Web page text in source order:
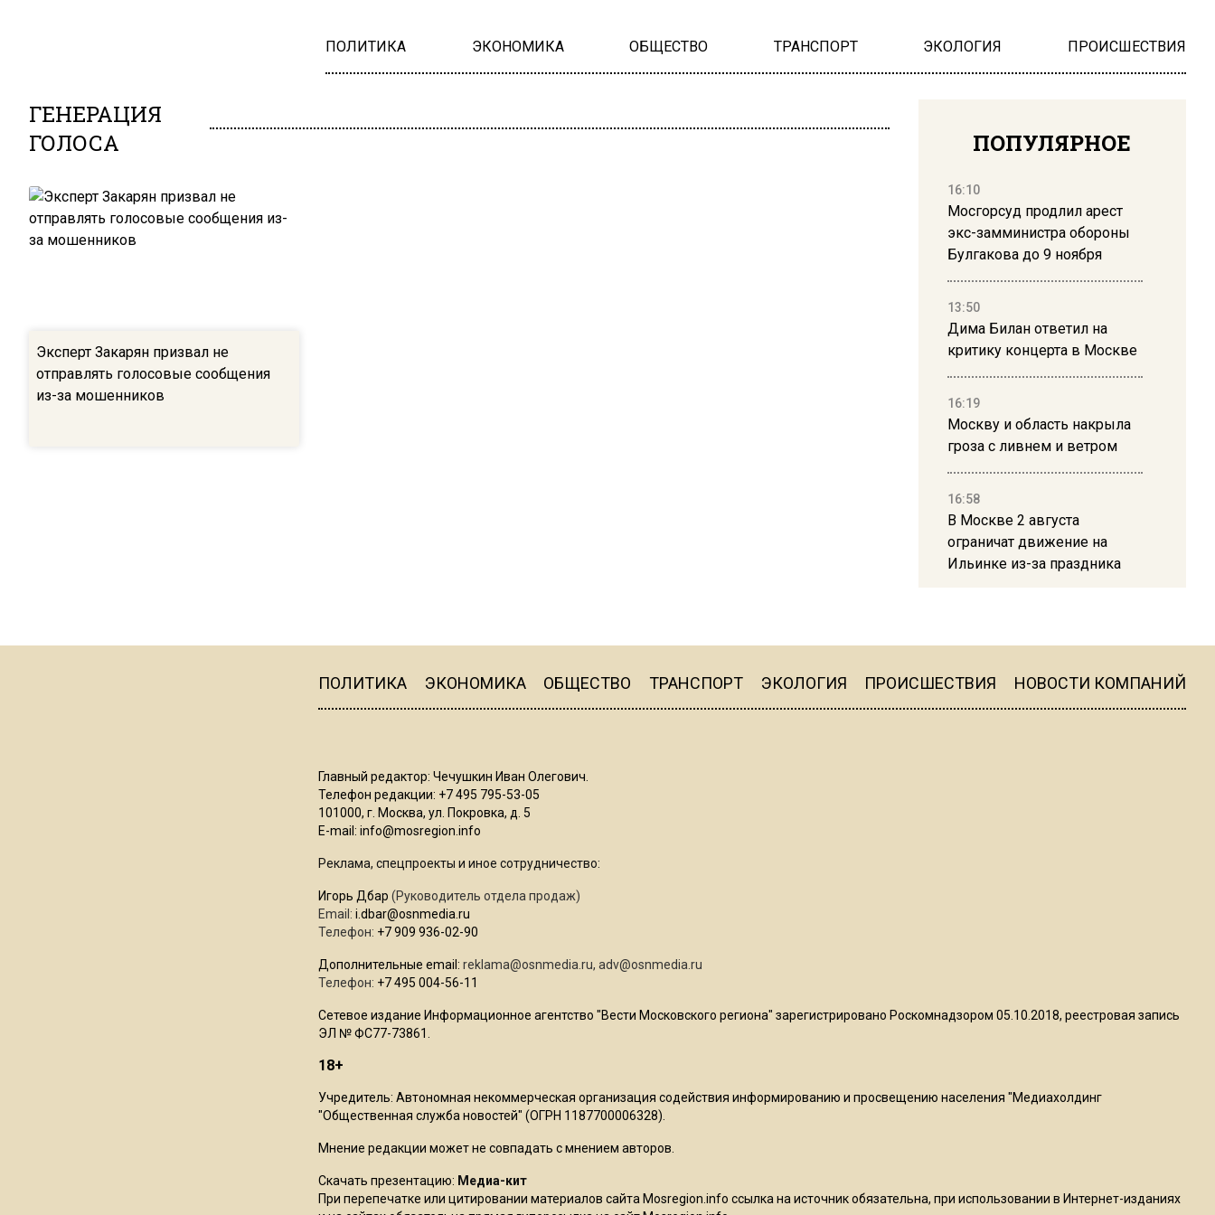
ПОЛИТИКА ЭКОНОМИКА ОБЩЕСТВО ТРАНСПОРТ ЭКОЛОГИЯ ПРОИСШЕСТВИЯ
ГЕНЕРАЦИЯ
ГОЛОСА
Эксперт Закарян призвал не
отправлять голосовые сообщения
из-за мошенников
ПОПУЛЯРНОЕ
16:10
Мосгорсуд продлил арест
экс-замминистра обороны
Булгакова до 9 ноября
13:50
Дима Билан ответил на
критику концерта в Москве
16:19
Москву и область накрыла
гроза с ливнем и ветром
16:58
В Москве 2 августа
ограничат движение на
Ильинке из-за праздника
Telegram после обвинений
Роман Терюшков назвал
ПОЛИТИКА ЭКОНОМИКА ОБЩЕСТВО ТРАНСПОРТ ЭКОЛОГИЯ ПРОИСШЕСТВИЯ НОВОСТИ КОМПАНИЙ
Главный редактор: Чечушкин Иван Олегович.
Телефон редакции: +7 495 795-53-05
101000, г. Москва, ул. Покровка, д. 5
E-mail: info@mosregion.info
Реклама, спецпроекты и иное сотрудничество:
Игорь Дбар (Руководитель отдела продаж)
Email: i.dbar@osnmedia.ru
Телефон: +7 909 936-02-90
Дополнительные email: reklama@osnmedia.ru, adv@osnmedia.ru
Телефон: +7 495 004-56-11
Сетевое издание Информационное агентство "Вести Московского региона" зарегистрировано Роскомнадзором 05.10.2018, реестровая запись
ЭЛ № ФС77-73861.
18+
Учредитель: Автономная некоммерческая организация содействия информированию и просвещению населения "Медиахолдинг
"Общественная служба новостей" (ОГРН 1187700006328).
Мнение редакции может не совпадать с мнением авторов.
Скачать презентацию: Медиа-кит
При перепечатке или цитировании материалов сайта Mosregion.info ссылка на источник обязательна, при использовании в Интернет-изданиях